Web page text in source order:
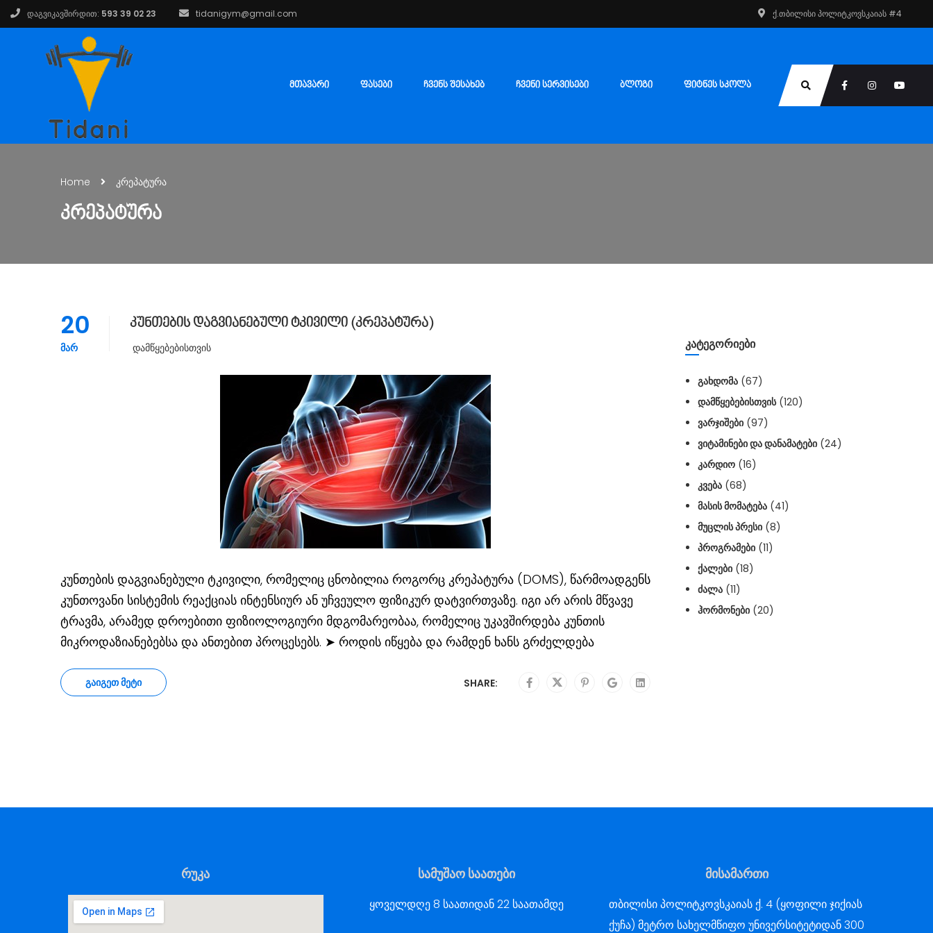
დაგვიკავშირდით: 593 39 02 23 tidanigym@gmail.com ქ.თბილისი პოლიტკოვსკაიას #4
ᲛᲗᲐᲕᲐᲠᲘ ᲤᲐᲡᲔᲑᲘ ᲩᲕᲔᲜᲡ ᲨᲔᲡᲐᲮᲔᲑ ᲩᲕᲔᲜᲘ ᲡᲔᲠᲕᲘᲡᲔᲑᲘ ᲑᲚᲝᲒᲘ ᲤᲘᲢᲜᲔᲡ ᲡᲙᲝᲚᲐ
Home კრეპატურა
ᲙᲠᲔᲞᲐᲢᲣᲠᲐ
20
ᲛᲐᲠ
კუნთების დაგვიანებული ტკივილი (კრეპატურა)
Დამწყებებისთვის
კუნთების დაგვიანებული ტკივილი, რომელიც ცნობილია როგორც კრეპატურა (DOMS), წარმოადგენს
კუნთოვანი სისტემის რეაქციას ინტენსიურ ან უჩვეულო ფიზიკურ დატვირთვაზე. იგი არ არის მწვავე
ტრავმა, არამედ დროებითი ფიზიოლოგიური მდგომარეობაა, რომელიც უკავშირდება კუნთის
მიკროდაზიანებებსა და ანთებით პროცესებს. ➤ როდის იწყება და რამდენ ხანს გრძელდება
ᲒᲐᲘᲒᲔᲗ ᲛᲔᲢᲘ SHARE:
ᲙᲐᲢᲔᲒᲝᲠᲘᲔᲑᲘ
ᲒᲐᲮᲓᲝᲛᲐ (67)
ᲓᲐᲛᲬᲧᲔᲑᲔᲑᲘᲡᲗᲕᲘᲡ(120)
ᲕᲐᲠᲯᲘᲨᲔᲑᲘ (97)
ᲕᲘᲢᲐᲛᲘᲜᲔᲑᲘ ᲓᲐ ᲓᲐᲜᲐᲛᲐᲢᲔᲑᲘ (24)
ᲙᲐᲠᲓᲘᲝ (16)
ᲙᲕᲔᲑᲐ (68)
ᲛᲐᲡᲘᲡ ᲛᲝᲛᲐᲢᲔᲑᲐ (41)
ᲛᲣᲪᲚᲘᲡ ᲞᲠᲔᲡᲘ (8)
ᲞᲠᲝᲒᲠᲐᲛᲔᲑᲘ (11)
ᲥᲐᲚᲔᲑᲘ (18)
ᲫᲐᲚᲐ (11)
ᲰᲝᲠᲛᲝᲜᲔᲑᲘ (20)
რუკა სამუშაო საათები
ყოველდღე 8 საათიდან 22 საათამდე
მისამართი
თბილისი პოლიტკოვსკაიას ქ. 4 (ყოფილი ჯიქიას
ქუჩა) მეტრო სახელმწიფო უნივერსიტეტიდან 300